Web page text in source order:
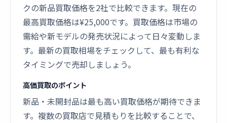
クの新品買取価格を2社で比較できます。現在の
最高買取価格は¥25,000です。買取価格は市場の
需給や新モデルの発売状況によって日々変動しま
す。最新の買取相場をチェックして、最も有利な
タイミングで売却しましょう。
高価買取のポイント
新品・未開封品は最も高い買取価格が期待できま
す。複数の買取店で見積もりを比較することで、